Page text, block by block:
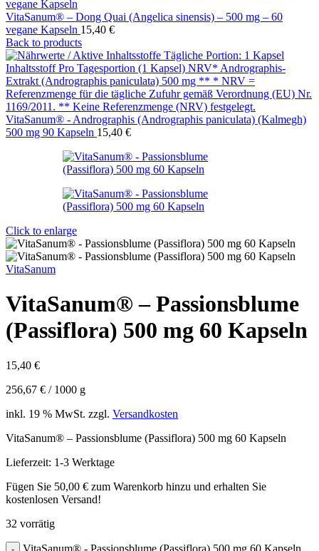
VitaSanum® – Dong Quai (Angelica sinensis) – 500 mg – 60
vegane Kapseln 15,40 €
Back to products
VitaSanum® - Andrographis (Andrographis paniculata) (Kalmegh)
500 mg 90 Kapseln 15,40 €
Click to enlarge
VitaSanum
VitaSanum® – Passionsblume
(Passiflora) 500 mg 60 Kapseln
15,40 €
256,67 € / 1000 g
inkl. 19 % MwSt. zzgl. Versandkosten
VitaSanum® – Passionsblume (Passiflora) 500 mg 60 Kapseln
Lieferzeit: 1-3 Werktage
Fügen Sie 50,00 € zum Warenkorb hinzu und erhalten Sie
kostenlosen Versand!
32 vorrätig
VitaSanum® - Passionsblume (Passiflora) 500 mg 60 Kapseln